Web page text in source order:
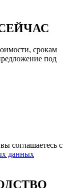
срокам
под
соглашаетесь с
данных